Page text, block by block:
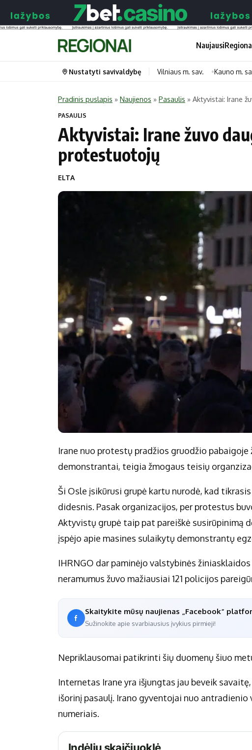
Naujausi
Portalas
Pradinis puslapis
Savivaldybės
Naujausi
Regionai
Lietuva
Gineso rekordai
Transportas
Technologijos
Indėlių palūkanos
Dienos naujienos
Ekonomikos naujienos
Nustatyti savivaldybę Vilniaus m. sav. Kauno m.
Pradinis puslapis » Naujienos » Pasaulis » Aktyvistai: Irane
PASAULIS
Aktyvistai: Irane žuvo
protestuotojų
ELTA
Irane nuo protestų pradžios gruodžio
demonstrantai, teigia žmogaus teisių
Ši Osle įsikūrusi grupė kartu nurodė, kad
didesnis. Pasak organizacijos, per protestus
Aktyvistų grupė taip pat pareiškė susirūpinimą
įspėjo apie masines sulaikytų demonstrantų
IHRNGO dar paminėjo valstybinės
neramumus žuvo mažiausiai 121 policijos
Skaitykite mūsų naujienas „Facebook“
Sužinokite apie svarbiausius įvykius pirmieji!
Nepriklausomai patikrinti šių duomenų šiuo
Internetas Irane yra išjungtas jau beveik
išorinį pasaulį. Irano gyventojai nuo
numeriais.